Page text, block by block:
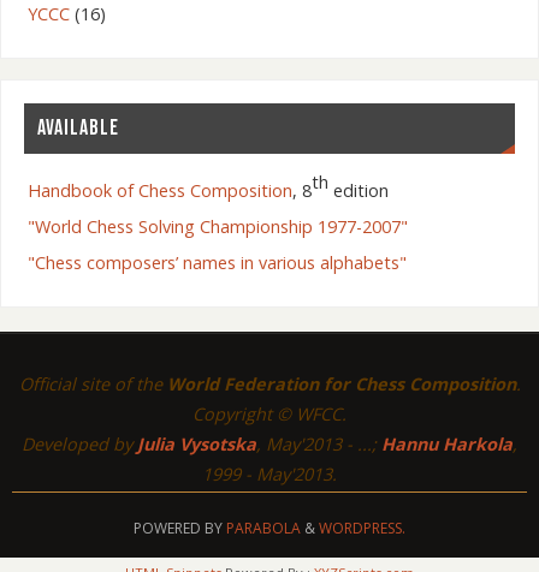
YCCC(16)
AVAILABLE
Handbook of Chess Composition, 8th edition
"World Chess Solving Championship 1977-2007"
"Chess composers’ names in various alphabets"
Official site of the World Federation for Chess Composition.
Copyright © WFCC.
Developed byJulia Vysotska, May'2013 - ...; Hannu Harkola,
1999 - May'2013.
POWERED BY PARABOLA &WORDPRESS.